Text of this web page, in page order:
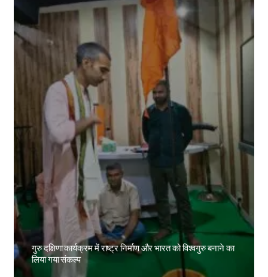
गुरु दक्षिणा कार्यक्रम में राष्ट्र निर्माण और भारत को विश्वगुरु बनाने का
लिया गया संकल्प